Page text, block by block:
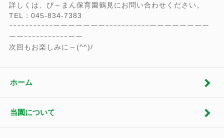
詳しくは、ぴ～まん保育園鶴見にお問い合わせください。
TEL：045-834-7383
ｰｰｰｰｰｰｰｰｰｰｰーーーーーーーｰｰｰｰｰｰｰｰｰｰｰーーーーーーーー
ーーｰｰｰｰｰｰｰｰｰｰｰーー
次回もお楽しみに～(^^)/
ホーム
当園について